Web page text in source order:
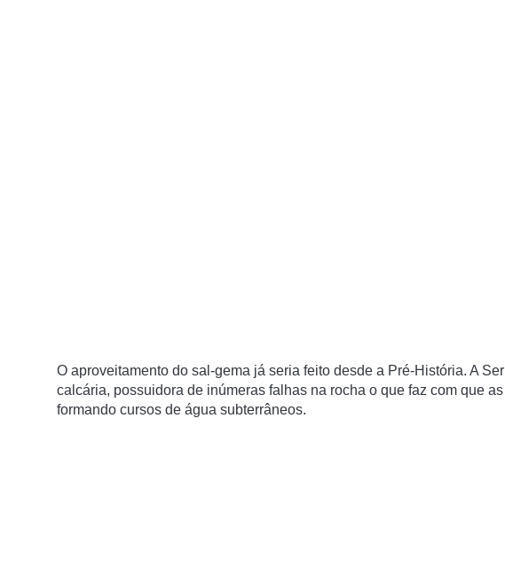
O aproveitamento do sal-gema já seria feito desde a Pré-História. A
calcária, possuidora de inúmeras falhas na rocha o que faz com que
formando cursos de água subterrâneos.